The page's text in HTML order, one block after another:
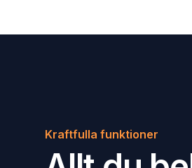
Kraftfulla funktioner